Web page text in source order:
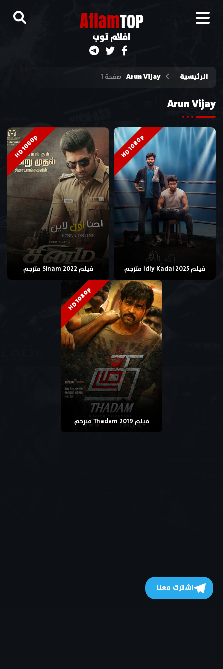
AflamTOP
افلام توب
الرئيسية Arun Vijay صفحة 1
Arun Vijay
HD 1080p
فيلم Idly Kadai 2025 مترجم
HD 1080p
فيلم Sinam 2022 مترجم
HD 1080p
فيلم Thadam 2019 مترجم
اشترك معنا